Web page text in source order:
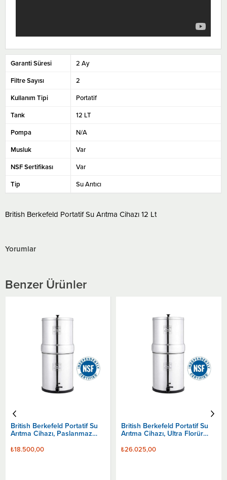
Garanti Süresi 2 Ay
Filtre Sayısı 2
Kullanım Tipi Portatif
Tank 12 LT
Pompa N/A
Musluk Var
NSF Sertifikası Var
Tip Su Arıtıcı
British Berkefeld Portatif Su Arıtma Cihazı 12 Lt
Yorumlar
Benzer Ürünler
British Berkefeld Portatif Su
Arıtma Cihazı, Paslanmaz
₺18.500,00
British Berkefeld Portatif Su
Arıtma Cihazı, Ultra Florür
₺26.025,00